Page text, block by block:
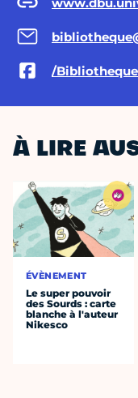
/
À LIRE
ÉVÈNEMENT
Le super pouvoir
des Sourds : carte
blanche à l'auteur
Nikesco